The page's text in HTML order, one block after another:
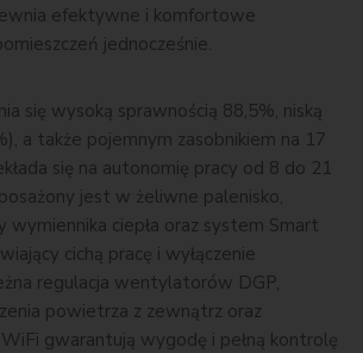
efektywne i komfortowe
jednocześnie.
się wysoką sprawnością 88,5%, niską
a także pojemnym zasobnikiem na 17
się na autonomię pracy od 8 do 21
jest w żeliwne palenisko,
ciepła oraz system Smart
cichą pracę i wyłączenie
regulacja wentylatorów DGP,
powietrza z zewnątrz oraz
gwarantują wygodę i pełną kontrolę